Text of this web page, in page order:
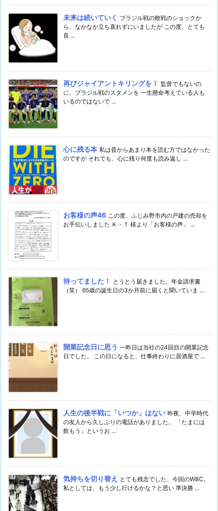
未来は続いていく ブラジル戦の敗戦のショックか
ら、なかなか立ち直れずにいましたが この度、とても
良 ...
再びジャイアントキリングを！
監督でもないの
に、ブラジル戦のスタメンを 一生懸命考えている人も
いるのではないで ...
心に残る本 私は昔からあまり本を読む方ではなかった
のですが それでも、心に残り何度も読み返し ...
お客様の声46 この度、ふじみ野市内の戸建の売却を
お手伝いしました Ｋ・Ｔ 様より「お客様の声」 ...
待ってました！
とうとう届きました、年金請求書
（笑） 65歳の誕生日の3か月前に届くと聞いていま ...
開業記念日に思う 一昨日は当社の24回目の開業記念
日でした。 この日になると、仕事終わりに居酒屋で ...
人生の後半戦に「いつか」はない 昨夜、中学時代
の友人から久しぶりの電話がありました。 「たまには
飲もう」というお ...
気持ちを切り替え
とても残念でした、今回のWBC。
私としては、もう少し行けるかな？と思い 準決勝 ...